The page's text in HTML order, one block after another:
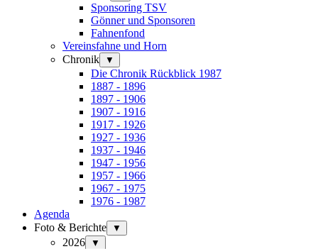
Sponsoring TSV
Gönner und Sponsoren
Fahnenfond
Vereinsfahne und Horn
Chronik
▼
Die Chronik Rückblick 1987
1887 - 1896
1897 - 1906
1907 - 1916
1917 - 1926
1927 - 1936
1937 - 1946
1947 - 1956
1957 - 1966
1967 - 1975
1976 - 1987
Agenda
Foto & Berichte
▼
2026 ▼